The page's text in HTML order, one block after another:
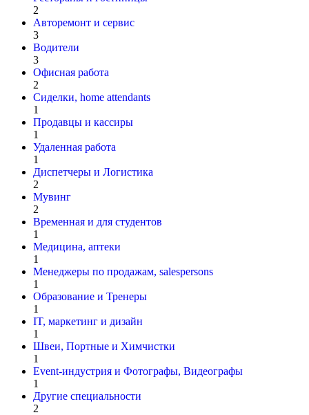
2
Авторемонт и cервис
3
Водители
3
Офисная работа
2
Сиделки, home attendants
1
Продавцы и кассиры
1
Удаленная работа
1
Диспетчеры и Логистика
2
Мувинг
2
Временная и для студентов
1
Медицина, аптеки
1
Менеджеры по продажам, salespersons
1
Образование и Тренеры
1
IT, маркетинг и дизайн
1
Швеи, Портные и Химчистки
1
Event-индустрия и Фотографы, Видеографы
1
Другие специальности
2